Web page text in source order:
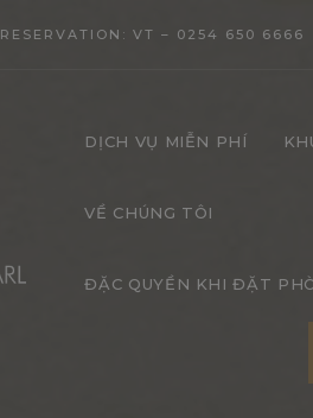
RESERVATION: VT – 0254 650 6666
DỊCH VỤ MIỄN PHÍ
VỀ CHÚNG TÔI
ĐẶC QUYỀN KHI ĐẶT